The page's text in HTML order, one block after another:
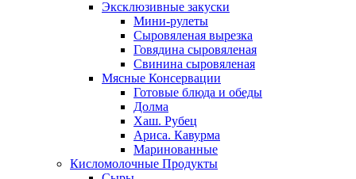
Эксклюзивные закуски
Мини-рулеты
Сыровяленая вырезка
Говядина сыровяленая
Свинина сыровяленая
Мясные Консервации
Готовые блюда и обеды
Долма
Хаш. Рубец
Ариса. Кавурма
Маринованные
Кисломолочные Продукты